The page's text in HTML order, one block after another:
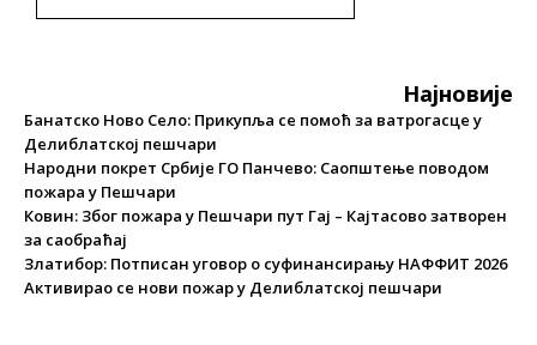
Најновије
Банатско Ново Село: Прикупља се помоћ за ватрогасце у
Делиблатској пешчари
Народни покрет Србије ГО Панчево: Саопштење поводом
пожара у Пешчари
Ковин: Због пожара у Пешчари пут Гај – Кајтасово затворен
за саобраћај
Златибор: Потписан уговор о суфинансирању НАФФИТ 2026
Активирао се нови пожар у Делиблатској пешчари